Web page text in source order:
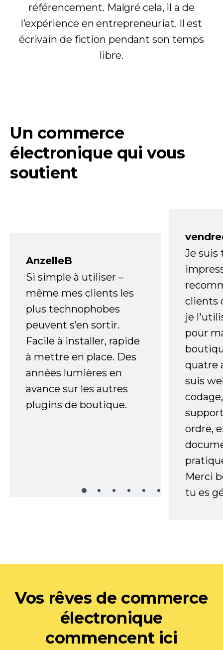
référencement. Malgré cela, il a de
l’expérience en entrepreneuriat. Il est
écrivain de fiction pendant son temps
libre.
Un commerce
électronique qui vous
soutient
AnzelleB
Si simple à utiliser –
même mes clients les
plus technophobes
peuvent s’en sortir.
Facile à installer, rapide
à mettre en place. Des
années lumières en
avance sur les autres
plugins de boutique.
Je
clients
je
pour
quatre
suis
ordre,
Merci
tu es
Vos rêves de commerce
électronique
commencent ici